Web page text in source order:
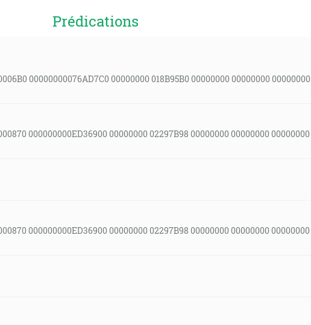
Prédications
00000000076AD7C0 00000000 018B95B0 00000000 00000000 00000000
000000000ED36900 00000000 02297B98 00000000 00000000 00000000
000000000ED36900 00000000 02297B98 00000000 00000000 00000000